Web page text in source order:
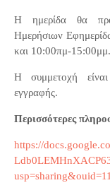
Η ημερίδα θα
Ημερήσιων
και 10:00πμ-15:00μμ.
Η συμμετοχή
εγγραφής.
Περισσότερες
https://